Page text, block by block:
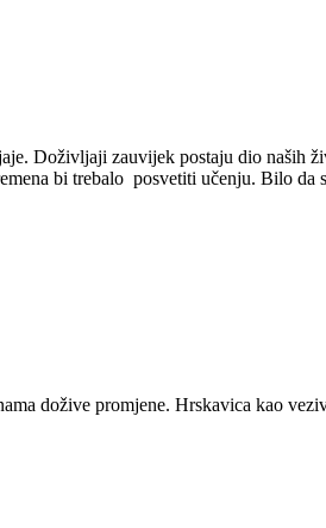
Doživljaji zauvijek postaju dio
bi trebalo posvetiti učenju. Bilo da
dožive promjene. Hrskavica kao